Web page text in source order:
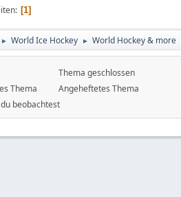
1
► World Ice Hockey ► World Hockey & more
Thema
Thema geschlossen
Angeheftetes Thema
beobachtest